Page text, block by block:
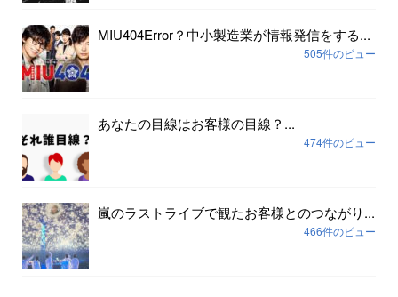
MIU404Error？中小製造業が情報発信をする...
505件のビュー
あなたの目線はお客様の目線？...
474件のビュー
嵐のラストライブで観たお客様とのつながり...
466件のビュー